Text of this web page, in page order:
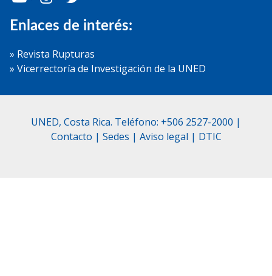
Enlaces de interés:
» Revista Rupturas
» Vicerrectoría de Investigación de la UNED
UNED, Costa Rica. Teléfono: +506 2527-2000 |
Contacto | Sedes | Aviso legal | DTIC